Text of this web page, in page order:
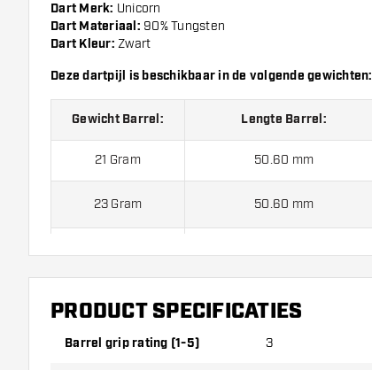
Dart Merk: Unicorn
Dart Materiaal: 90% Tungsten
Dart Kleur: Zwart
Deze dartpijl is beschikbaar in de volgende gewichten:
Gewicht Barrel: Lengte Barrel:
21 Gram 50.60 mm
23 Gram 50.60 mm
Flights en 3 Gripper Unicorn Shafts.
PRODUCT SPECIFICATIES
Barrel grip rating (1-5) 3